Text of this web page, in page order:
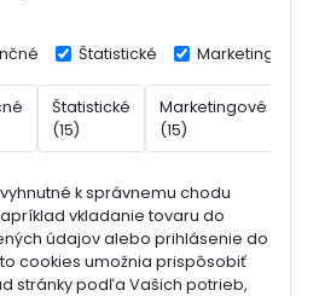
Štatistické Marketingové
Štatistické
(15)
Marketingové
(15)
k správnemu chodu
vkladanie tovaru do
údajov alebo prihlásenie do
cookies umožnia prispôsobiť
stránky podľa Vašich potrieb,